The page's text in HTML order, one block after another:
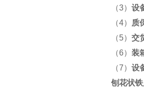
（3） 设
（4）
质
（5） 交
（6） 装
（7） 设
刨花状